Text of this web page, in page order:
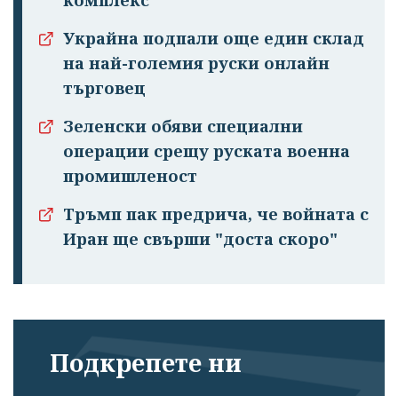
Украйна подпали още един склад
на най-големия руски онлайн
търговец
Зеленски обяви специални
операции срещу руската военна
промишленост
Тръмп пак предрича, че войната с
Иран ще свърши "доста скоро"
Подкрепете ни